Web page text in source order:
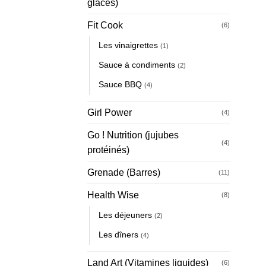
glacés)
Fit Cook (6)
Les vinaigrettes (1)
Sauce à condiments (2)
Sauce BBQ (4)
Girl Power (4)
Go ! Nutrition (jujubes
protéinés)
(4)
Grenade (Barres) (11)
Health Wise (8)
Les déjeuners (2)
Les dîners (4)
Land Art (Vitamines liquides) (6)